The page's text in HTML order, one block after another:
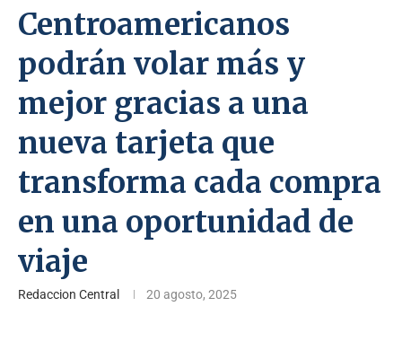
Centroamericanos
podrán volar más y
mejor gracias a una
nueva tarjeta que
transforma cada compra
en una oportunidad de
viaje
Redaccion Central 20 agosto, 2025